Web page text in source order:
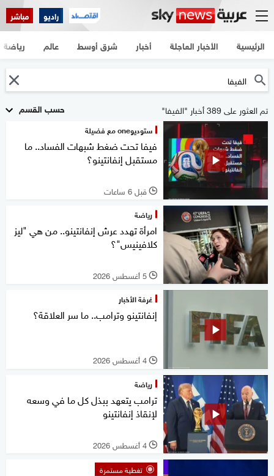
راديو مباشر
الرئيسية الأخبار العاجلة أخبار شرق أوسط عالم رياضة
حسب القسم تم العثور على 389 أخبار "الفيفا"
ستوديوone مع فضيلة
فيفا تحت ضغط شبهات الفساد.. ما
مستقبل إنفانتينو؟
l قبل 6 ساعات
رياضة
امرأة تهدد عرش إنفانتينو.. من هي "ليز
كلافينيس"؟
l 5 أغسطس 2026
غرفة الأخبار
إنفانتينو وترامب.. ما سر العلاقة؟
l 4 أغسطس 2026
رياضة
ترامب يتعهد ببذل كل ما في وسعه
لإنقاذ إنفانتينو
l 4 أغسطس 2026
تغطية مستمرة